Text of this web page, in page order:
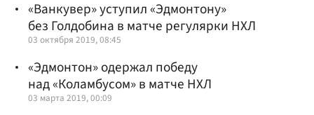
«Ванкувер» уступил «Эдмонтону»
без Голдобина в матче регулярки НХЛ
03 октября 2019, 08:45
«Эдмонтон» одержал победу
над «Коламбусом» в матче НХЛ
03 марта 2019, 00:09